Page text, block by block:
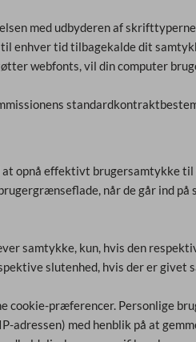
med udbyderen af
enhver tid tilbagekalde dit
webfonts, vil din computer
opnå effektivt brugersamtykke
når de går ind på
samtykke, kun, hvis den
slutenhed, hvis der er givet
præferencer. Personlige
adressen) med henblik på at